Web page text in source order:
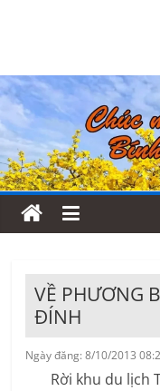
VỀ PHƯƠNG
ĐÍNH
Ngày đăng: 8/10/2013
Rời khu du lịch